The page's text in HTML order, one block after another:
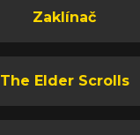
Zaklínač
The Elder Scrolls